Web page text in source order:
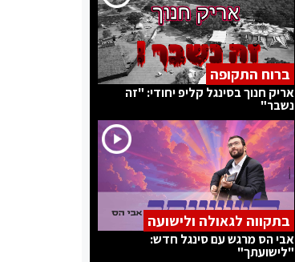
ברוח התקופה
אריק חנוך בסינגל קליפ יחודי: "זה
נשבר"
בתקווה לגאולה ולישועה
אבי הס מרגש עם סינגל חדש:
"לישועתך"